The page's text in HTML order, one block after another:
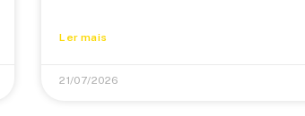
Ler mais
21/07/2026